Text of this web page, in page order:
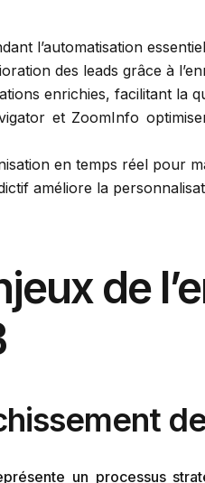
l’automatisation
des leads grâce à
enrichies, facilitant la
et ZoomInfo
en temps réel pour
améliore la
de
un processus